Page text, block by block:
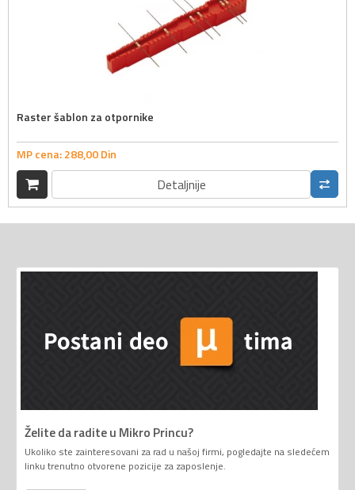
Raster šablon za otpornike
MP cena:288,00Din
Detaljnije
Želite da radite u Mikro Princu?
Ukoliko ste zainteresovani za rad u našoj firmi, pogledajte na sledećem
linku trenutno otvorene pozicije za zaposlenje.